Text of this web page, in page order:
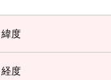
緯度
経度